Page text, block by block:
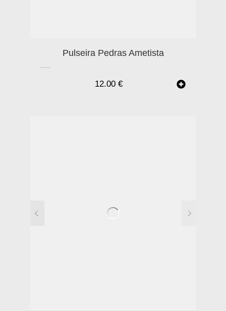
Pulseira Pedras Ametista
12.00 €